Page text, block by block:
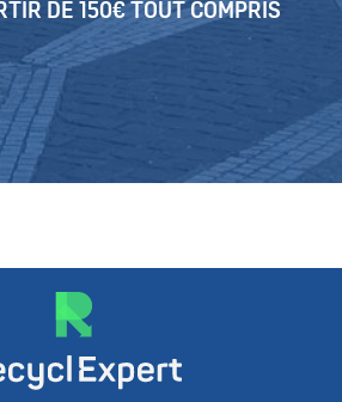
DE 150€ TOUT COMPRIS